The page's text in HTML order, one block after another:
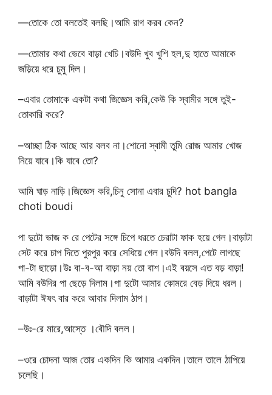
—তোকে তো বলতেই বলছি।আমি রাগ করব কেন?
—তোমার কথা ভেবে বাড়া খেচি।বউদি খুব খুশি হল,দু হাতে আমাকে
জড়িয়ে ধরে চুমু দিল।
–এবার তোমাকে একটা কথা জিজ্ঞেস করি,কেউ কি স্বামীর সঙ্গে তুই-
তোকারি করে?
–আচ্ছা ঠিক আছে আর বলব না।শোনো স্বামী তুমি রোজ আমার খোজ
নিয়ে যাবে।কি যাবে তো?
আমি ঘাড় নাড়ি।জিজ্ঞেস করি,চিনু সোনা এবার চুদি? hot bangla
choti boudi
পা দুটো ভাজ ক রে পেটের সঙ্গে চিপে ধরতে চেরাটা ফাক হয়ে গেল।বাড়াটা
সেট করে চাপ দিতে পুরপুর করে সেধিয়ে গেল।বউদি বলল,পেটে লাগছে
পা-টা ছাড়ো।উঃ বা-ব-আ বাড়া নয় তো বাশ।এই বয়সে এত বড় বাড়া!
আমি বউদির পা ছেড়ে দিলাম।পা দুটো আমার কোমরে বেড় দিয়ে ধরল।
বাড়াটা ঈষৎ বার করে আবার দিলাম ঠাপ।
–উঃ-রে মারে,আস্তে ।বৌদি বলল।
–ওরে চোদনা আজ তোর একদিন কি আমার একদিন।তালে তালে ঠাপিয়ে
চলেছি।